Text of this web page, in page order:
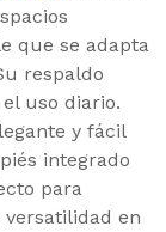
que se adapta
respaldo
uso diario.
y fácil
integrado
para
en